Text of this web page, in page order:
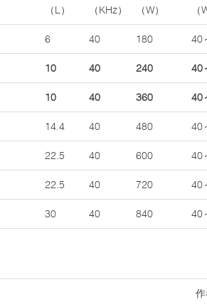
（L） （KHz） （W）
6 40 180 40
10 40 240 40
10 40 360 40
14.4 40 480 40
22.5 40 600 40
22.5 40 720 40
30 40 840 40